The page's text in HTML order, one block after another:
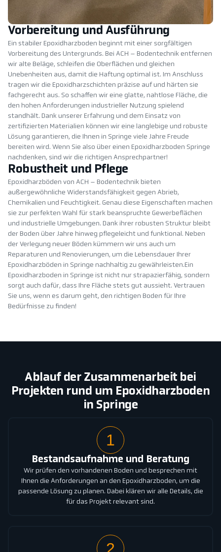
Vorbereitung und Ausführung
Ein stabiler Epoxidharzboden beginnt mit einer sorgfältigen
Vorbereitung des Untergrunds. Bei ACH – Bodentechnik entfernen
wir alte Beläge, schleifen die Oberflächen und gleichen
Unebenheiten aus, damit die Haftung optimal ist. Im Anschluss
tragen wir die Epoxidharzschichten präzise auf und härten sie
fachgerecht aus. So schaffen wir eine glatte, nahtlose Fläche, die
den hohen Anforderungen industrieller Nutzung spielend
standhält. Dank unserer Erfahrung und dem Einsatz von
zertifizierten Materialien können wir eine langlebige und robuste
Lösung garantieren, die Ihnen in Springe viele Jahre Freude
bereiten wird. Wenn Sie also über einen Epoxidharzboden Springe
nachdenken, sind wir die richtigen Ansprechpartner!
Robustheit und Pflege
Epoxidharzböden von ACH – Bodentechnik bieten
außergewöhnliche Widerstandsfähigkeit gegen Abrieb,
Chemikalien und Feuchtigkeit. Genau diese Eigenschaften machen
sie zur perfekten Wahl für stark beanspruchte Gewerbeflächen
und industrielle Umgebungen. Dank ihrer robusten Struktur bleibt
der Boden über Jahre hinweg pflegeleicht und funktional. Neben
der Verlegung neuer Böden kümmern wir uns auch um
Reparaturen und Renovierungen, um die Lebensdauer Ihrer
Epoxidharzböden in Springe nachhaltig zu gewährleisten.Ein
Epoxidharzboden in Springe ist nicht nur strapazierfähig, sondern
sorgt auch dafür, dass Ihre Fläche stets gut aussieht. Vertrauen
Sie uns, wenn es darum geht, den richtigen Boden für Ihre
Bedürfnisse zu finden!
Ablauf der Zusammenarbeit bei
Projekten rund um Epoxidharzboden
in Springe
1
Bestandsaufnahme und Beratung
Wir prüfen den vorhandenen Boden und besprechen mit
Ihnen die Anforderungen an den Epoxidharzboden, um die
passende Lösung zu planen. Dabei klären wir alle Details, die
für das Projekt relevant sind.